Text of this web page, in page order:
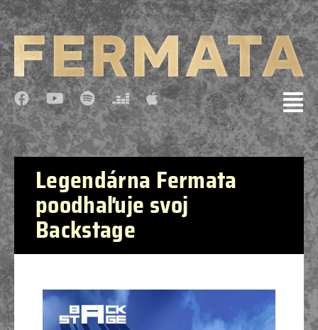
Legendárna Fermata
poodhaľuje svoj
Backstage